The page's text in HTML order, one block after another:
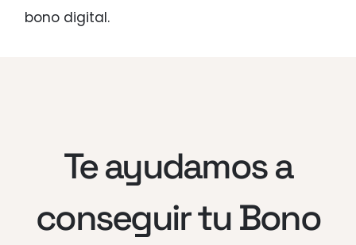
bono digital.
Te ayudamos a
conseguir tu Bono